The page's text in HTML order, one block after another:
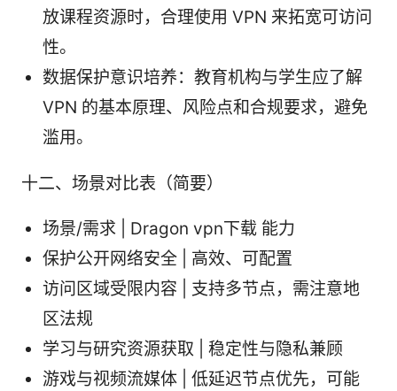
放课程资源时，合理使用 VPN 来拓宽可访问
性。
数据保护意识培养：教育机构与学生应了解
VPN 的基本原理、风险点和合规要求，避免
滥用。
十二、场景对比表（简要）
场景/需求 | Dragon vpn下载 能力
保护公开网络安全 | 高效、可配置
访问区域受限内容 | 支持多节点，需注意地
区法规
学习与研究资源获取 | 稳定性与隐私兼顾
游戏与视频流媒体 | 低延迟节点优先，可能